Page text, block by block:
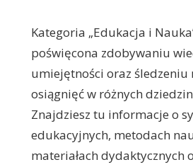
Kategoria „Edukacja i
poświęcona zdobywaniu
umiejętności oraz śledzeniu
osiągnięć w różnych
Znajdziesz tu informacje o
edukacyjnych, metodach
materiałach dydaktycznych